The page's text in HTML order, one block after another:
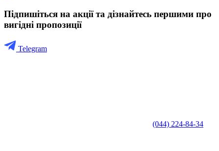
Підпишіться на акції та дізнайтесь першими про
вигідні пропозиції
Telegram
(044) 224-84-34